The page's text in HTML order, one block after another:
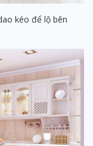
kéo để lộ bên